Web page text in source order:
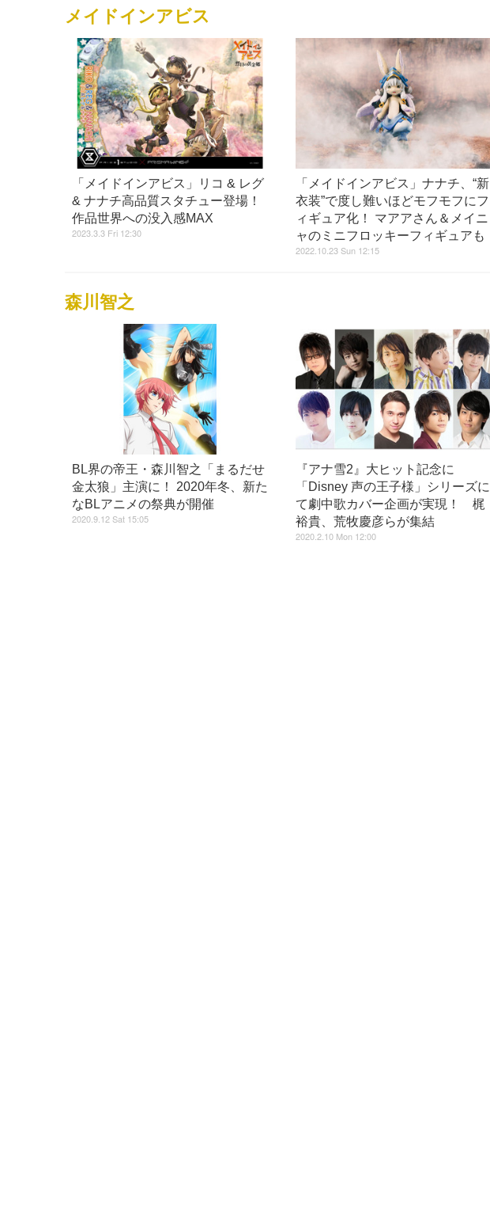
メイドインアビス
「メイドインアビス」リコ & レグ
& ナナチ高品質スタチュー登場！
作品世界への没入感MAX
2023.3.3 Fri 12:30
「メイドインアビス」ナナチ、“新
衣装”で度し難いほどモフモフにフ
ィギュア化！ マアアさん＆メイニ
ャのミニフロッキーフィギュアも
2022.10.23 Sun 12:15
森川智之
BL界の帝王・森川智之「まるだせ
金太狼」主演に！ 2020年冬、新た
なBLアニメの祭典が開催
2020.9.12 Sat 15:05
『アナ雪2』大ヒット記念に
「Disney 声の王子様」シリーズに
て劇中歌カバー企画が実現！ 梶
裕貴、荒牧慶彦らが集結
2020.2.10 Mon 12:00